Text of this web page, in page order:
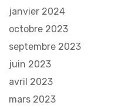
janvier 2024
octobre 2023
septembre 2023
juin 2023
avril 2023
mars 2023